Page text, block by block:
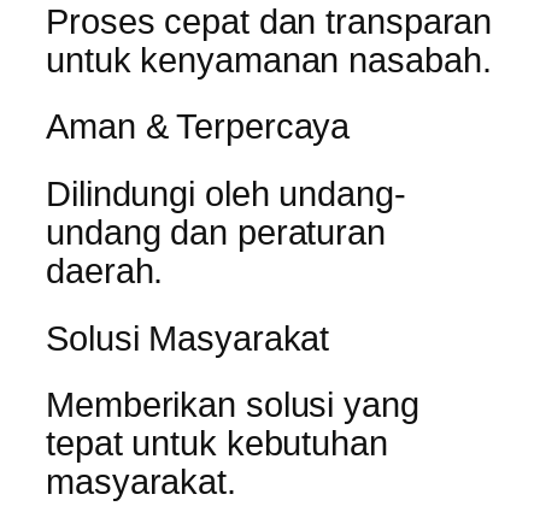
Proses cepat dan transparan
untuk kenyamanan nasabah.
Aman & Terpercaya
Dilindungi oleh undang-
undang dan peraturan
daerah.
Solusi Masyarakat
Memberikan solusi yang
tepat untuk kebutuhan
masyarakat.